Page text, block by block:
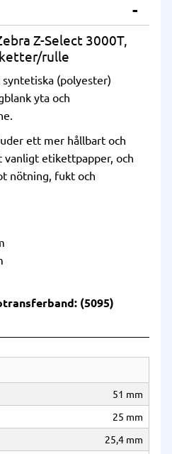
Z-Select 3000T,
rulle
(polyester)
yta och
ett mer hållbart och
etikettpapper, och
nötning, fukt och
(5095)
51 mm
25 mm
25,4 mm